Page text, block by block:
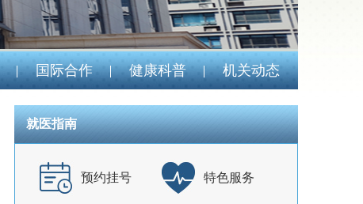
国际合作 健康科普 机关动态
就医指南
预约挂号 特色服务